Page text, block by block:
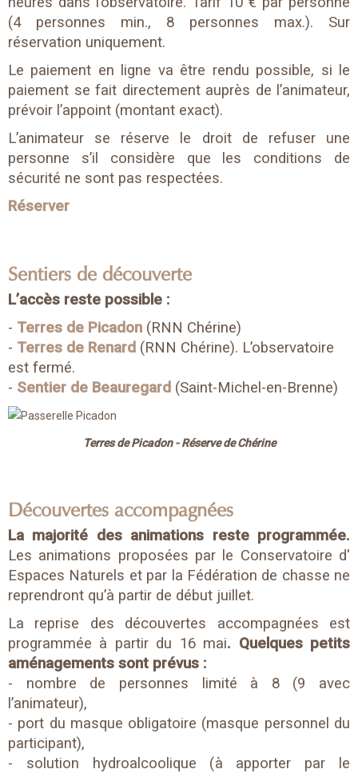
(4 personnes min., 8 personnes max.). Sur
réservation uniquement.
Le paiement en ligne va être rendu possible, si le
paiement se fait directement auprès de l’animateur,
prévoir l’appoint (montant exact).
L’animateur se réserve le droit de refuser une
personne s’il considère que les conditions de
sécurité ne sont pas respectées.
Réserver
Sentiers de découverte
L’accès reste possible :
- Terres de Picadon (RNN Chérine)
- Terres de Renard (RNN Chérine). L’observatoire
est fermé.
- Sentier de Beauregard (Saint-Michel-en-Brenne)
Terres de Picadon - Réserve de Chérine
Découvertes accompagnées
La majorité des animations reste programmée.
Les animations proposées par le Conservatoire d'
Espaces Naturels et par la Fédération de chasse ne
reprendront qu’à partir de début juillet.
La reprise des découvertes accompagnées est
programmée à partir du 16 mai. Quelques petits
aménagements sont prévus :
- nombre de personnes limité à 8 (9 avec
l’animateur),
- port du masque obligatoire (masque personnel du
participant),
- solution hydroalcoolique (à apporter par le